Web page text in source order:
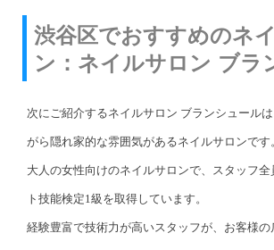
渋谷区でおすすめのネ
ン：ネイルサロン ブラ
次にご紹介するネイルサロン ブランシュール
がら隠れ家的な雰囲気があるネイルサロンです
大人の女性向けのネイルサロンで、スタッフ全
ト技能検定1級を取得しています。
経験豊富で技術力が高いスタッフが、お客様の